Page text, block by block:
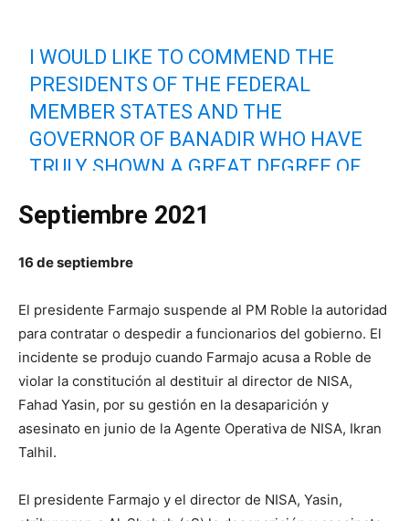
I WOULD LIKE TO COMMEND THE
PRESIDENTS OF THE FEDERAL
MEMBER STATES AND THE
GOVERNOR OF BANADIR WHO HAVE
TRULY SHOWN A GREAT DEGREE OF
PATIENCE AND LEADERSHIP THAT
OUTSTANDING ISSUES WITHIN A
SHORT PERIOD OF TIME.
PIC.TWITTER.COM/TVYCZWPH02
— Mohamed Hussein Roble (@MohamedHRoble)
27, 2021
Septiembre 2021
16 de septiembre
El presidente Farmajo suspende al PM Roble la autoridad
para contratar o despedir a funcionarios del gobierno. El
incidente se produjo cuando Farmajo acusa a Roble de
violar la constitución al destituir al director de NISA,
Fahad Yasin, por su gestión en la desaparición y
asesinato en junio de la Agente Operativa de NISA, Ikran
Talhil.
El presidente Farmajo y el director de NISA, Yasin,